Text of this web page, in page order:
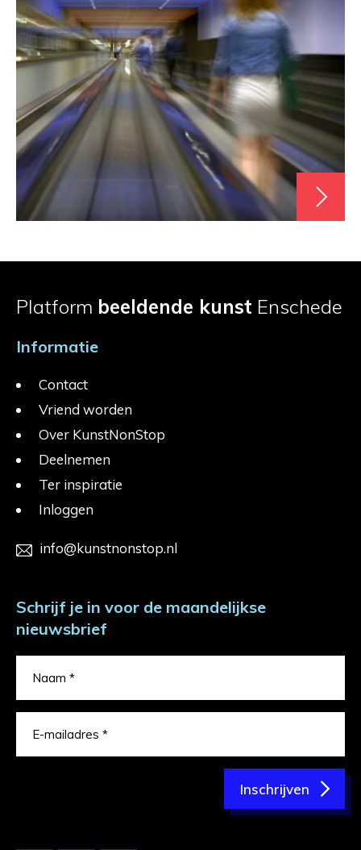
Platform beeldende kunst Enschede
Informatie
Contact
Vriend worden
Over KunstNonStop
Deelnemen
Ter inspiratie
Inloggen
info@kunstnonstop.nl
Schrijf je in voor de maandelijkse
nieuwsbrief
Inschrijven